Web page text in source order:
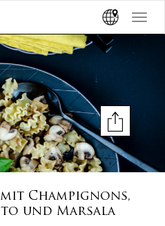
Toggle
Champignons,
und Marsala